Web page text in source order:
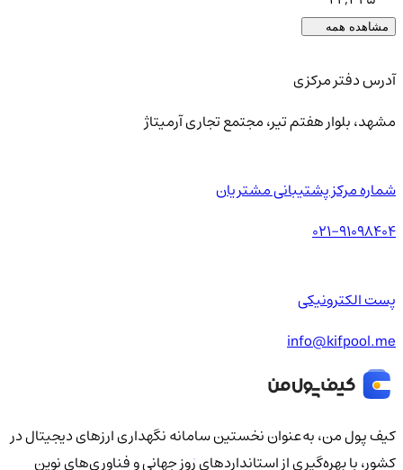
مشاهده همه
آدرس دفتر مرکزی
مشهد، بلوار هفتم تیر، مجتمع تجاری آرمیتاژ
شماره مرکز پشتیبانی مشتریان
021-91098404
پست الکترونیکی
info@kifpool.me
کیف‌ پول من، به‌عنوان نخستین سامانه نگهداری ارزهای دیجیتال در
کشور، با بهره‌گیری از استانداردهای روز جهانی و فناوری‌های نوین